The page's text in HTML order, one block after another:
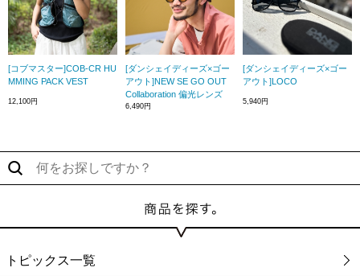
[コブマスター]COB-CR HU
MMING PACK VEST
12,100円
[ダンシェイディーズ×ゴー
アウト]NEW SE GO OUT
Collaboration 偏光レンズ
6,490円
[ダンシェイディーズ×ゴー
アウト]LOCO
5,940円
トピックス一覧